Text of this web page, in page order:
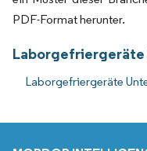
PDF-Format herunter.
Laborgefriergeräte
Laborgefriergeräte